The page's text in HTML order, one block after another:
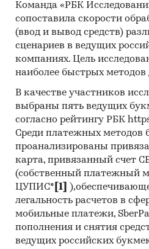
Команда «РБК
сопоставила скорости
(ввод и вывод средств)
сценариев в ведущих
компаниях. Цель
наиболее быстрых методов
В качестве участников
выбраны пять ведущих
согласно рейтингу РБК
Среди платежных методов
проанализированы
карта, привязанный счет
(собственный платежный
ЦУПИС* [1]
легальность расчетов в
мобильные платежи,
пополнения и снятия
ведущих российских